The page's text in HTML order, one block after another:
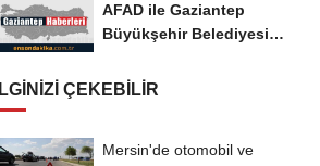
AFAD ile Gaziantep
Büyükşehir Belediyesi
İLGINIZI ÇEKEBILIR
Mersin'de otomobil ve